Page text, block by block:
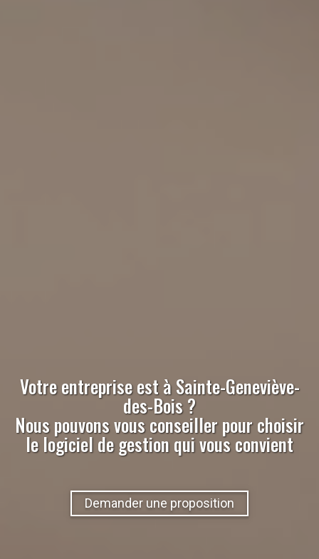
Votre entreprise est àSainte-Geneviève-
des-Bois?
Nous pouvons vous conseiller pour choisir
le logiciel de gestion qui vous convient
Demander une proposition